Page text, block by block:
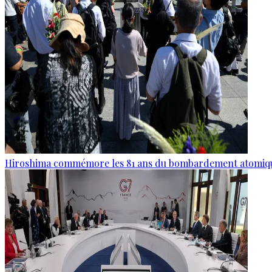
Hiroshima commémore les 81 ans du bombardement